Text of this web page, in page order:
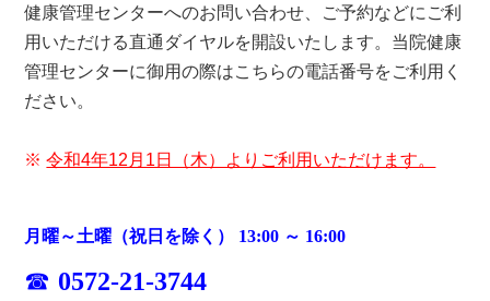
健康管理センターへのお問い合わせ、ご予約などにご利
用いただける直通ダイヤルを開設いたします。当院健康
管理センターに御用の際はこちらの電話番号をご利用く
ださい。
※令和4年12月1日（木）よりご利用いただけます。
月曜～土曜（祝日を除く） 13:00 ～ 16:00
☎ 0572-21-3744